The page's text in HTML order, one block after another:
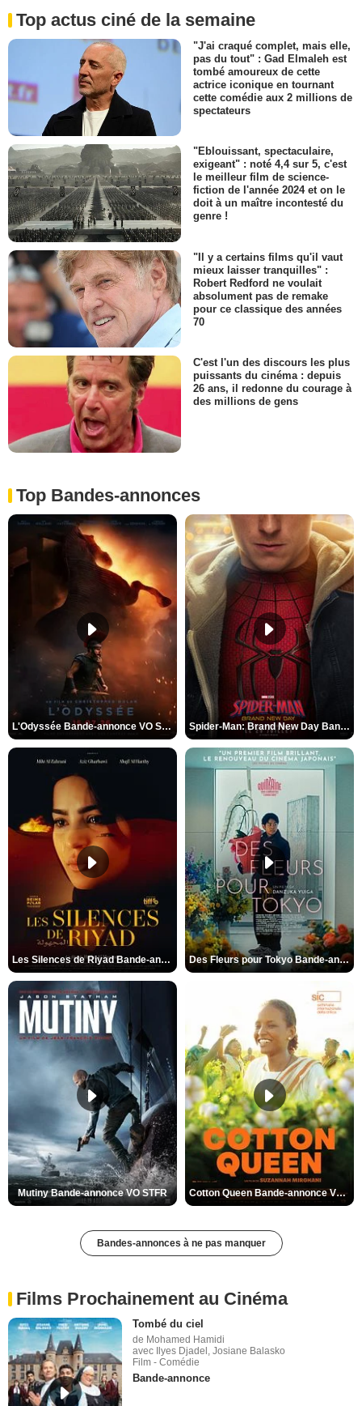
Top actus ciné de la semaine
"J'ai craqué complet, mais elle,
pas du tout" : Gad Elmaleh est
tombé amoureux de cette
actrice iconique en tournant
cette comédie aux 2 millions de
spectateurs
"Eblouissant, spectaculaire,
exigeant" : noté 4,4 sur 5, c'est
le meilleur film de science-
fiction de l'année 2024 et on le
doit à un maître incontesté du
genre !
"Il y a certains films qu'il vaut
mieux laisser tranquilles" :
Robert Redford ne voulait
absolument pas de remake
pour ce classique des années
70
C'est l'un des discours les plus
puissants du cinéma : depuis
26 ans, il redonne du courage à
des millions de gens
Top Bandes-annonces
L'Odyssée Bande-annonce VO STFR Spider-Man: Brand New Day Bande-annonce VO STFR
Les Silences de Riyad Bande-annonce VO STFR Des Fleurs pour Tokyo Bande-annonce VO STFR
Mutiny Bande-annonce VO STFR Cotton Queen Bande-annonce VO STFR
Bandes-annonces à ne pas manquer
Films Prochainement au Cinéma
Tombé du ciel
de Mohamed Hamidi
avec Ilyes Djadel, Josiane Balasko
Film - Comédie
Bande-annonce